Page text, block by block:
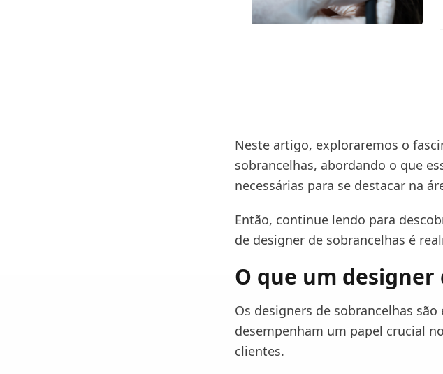
Neste artigo, exploraremos o
sobrancelhas, abordando o que
necessárias para se destacar na
Então, continue lendo para
de designer de sobrancelhas é
O que um designer
Os designers de sobrancelhas
desempenham um papel crucial
clientes.